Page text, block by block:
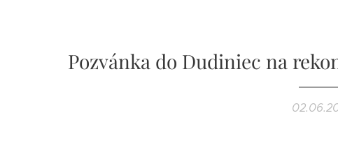
Pozvánka do Dudiniec na